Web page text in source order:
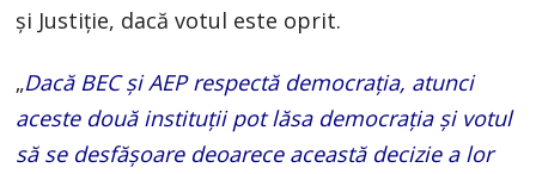
și Justiție, dacă votul este oprit.
„Dacă BEC și AEP respectă democrația, atunci
aceste două instituții pot lăsa democrația și votul
să se desfășoare deoarece această decizie a lor